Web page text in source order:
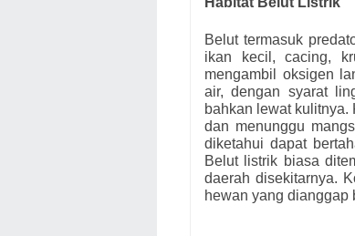
Belut termasuk
ikan kecil, cacing,
mengambil oksigen
air, dengan syarat
bahkan lewat
dan menunggu
diketahui dapat
Belut listrik biasa
daerah disekitarnya.
hewan yang dianggap